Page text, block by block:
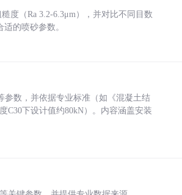
度（Ra 3.2-6.3μm），并对比不同目数
的喷砂参数。
参数，并依据专业标准（如《混凝土结
C30下设计值约80kN）。内容涵盖安装